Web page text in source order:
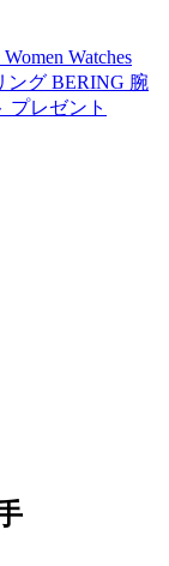
Watches
ング BERING 腕
プレゼント